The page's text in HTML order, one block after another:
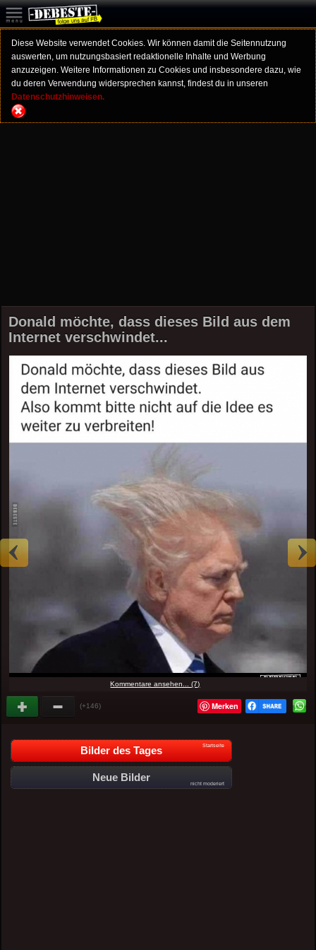
Diese Website verwendet Cookies. Wir können damit die Seitennutzung
auswerten, um nutzungsbasiert redaktionelle Inhalte und Werbung
anzuzeigen. Weitere Informationen zu Cookies und insbesondere dazu, wie
du deren Verwendung widersprechen kannst, findest du in unseren
Datenschutzhinweisen.
Donald möchte, dass dieses Bild aus dem
Internet verschwindet...
Kommentare ansehen... (7)
(+146) Merken
Bilder des Tages Startseite
Neue Bilder
nicht moderiert